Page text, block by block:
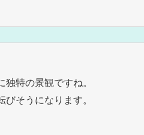
特の景観ですね。
そうになります。